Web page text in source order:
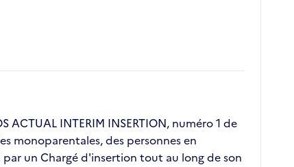
ACTUAL INTERIM INSERTION, numéro 1 de
monoparentales, des personnes en
un Chargé d'insertion tout au long de son